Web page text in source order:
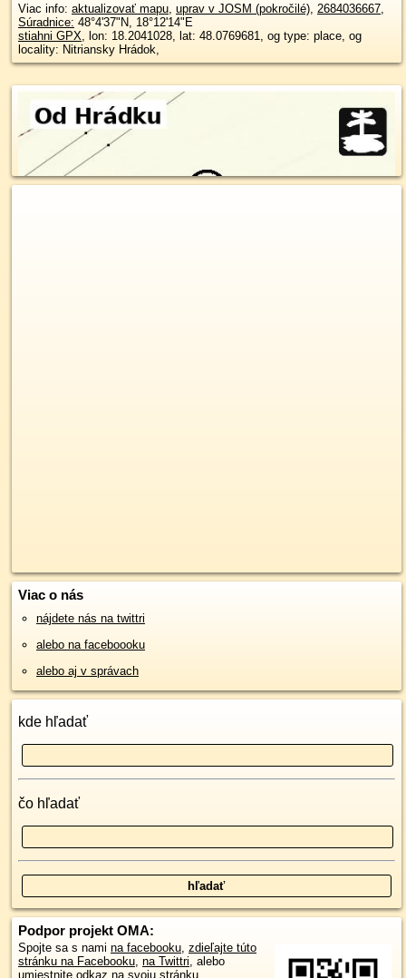
Viac info: aktualizovať mapu, uprav v JOSM (pokročilé), 2684036667,
Súradnice: 48°4'37"N, 18°12'14"E
stiahni GPX, lon: 18.2041028, lat: 48.0769681, og type: place, og
locality: Nitriansky Hrádok,
Viac o nás
nájdete nás na twittri
alebo na faceboooku
alebo aj v správach
kde hľadať
čo hľadať
Podpor projekt OMA:
Spojte sa s nami na facebooku, zdieľajte túto
stránku na Facebooku, na Twittri, alebo
umiestnite odkaz na svoju stránku.